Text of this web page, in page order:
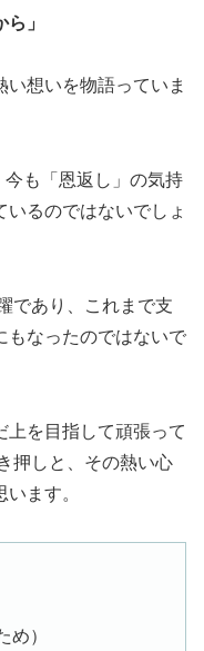
」
想いを物語っていま
も「恩返し」の気持
るのではないでしょ
であり、これまで支
もなったのではないで
上を目指して頑張って
押しと、その熱い心
ます。
）